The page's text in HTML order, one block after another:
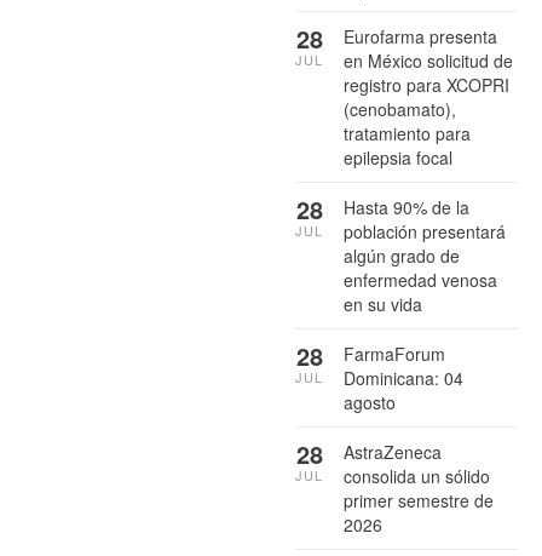
Eurofarma presenta
en México solicitud de
registro para XCOPRI
(cenobamato),
tratamiento para
epilepsia focal
28
JUL
Hasta 90% de la
población presentará
algún grado de
enfermedad venosa
en su vida
28
JUL
FarmaForum
Dominicana: 04
agosto
28
JUL
AstraZeneca
consolida un sólido
primer semestre de
2026
28
JUL